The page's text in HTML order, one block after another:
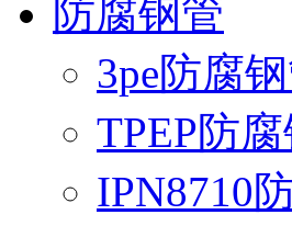
防腐钢管
3pe防腐
TPEP防
IPN8710